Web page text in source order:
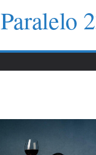
Paralelo